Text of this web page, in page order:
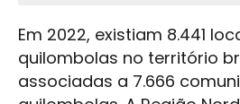
Em 2022, existiam 8.441
quilombolas no território
associadas a 7.666